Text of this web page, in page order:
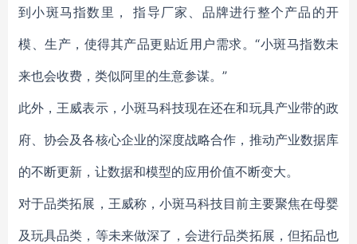
到小斑马指数里， 指导厂家、品牌进行整个产品的开
模、生产，使得其产品更贴近用户需求。“小斑马指数未
来也会收费，类似阿里的生意参谋。”
此外，王威表示，小斑马科技现在还在和玩具产业带的政
府、协会及各核心企业的深度战略合作，推动产业数据库
的不断更新，让数据和模型的应用价值不断变大。
对于品类拓展，王威称，小斑马科技目前主要聚焦在母婴
及玩具品类，等未来做深了，会进行品类拓展，但拓品也